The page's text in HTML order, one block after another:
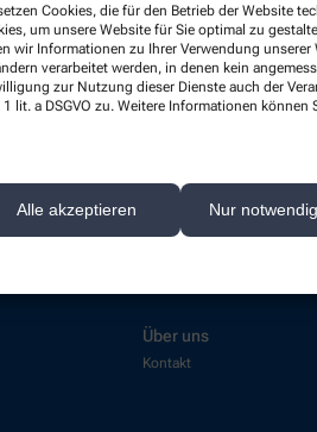
Cookies, die für den Betrieb der Website
um unsere Website für Sie optimal zu
wir Informationen zu Ihrer Verwendung
verarbeitet werden, in denen kein
zur Nutzung dieser Dienste auch der
1 lit. a DSGVO zu. Weitere Informationen können
Alle akzeptieren Nur
Über uns
Kontakt